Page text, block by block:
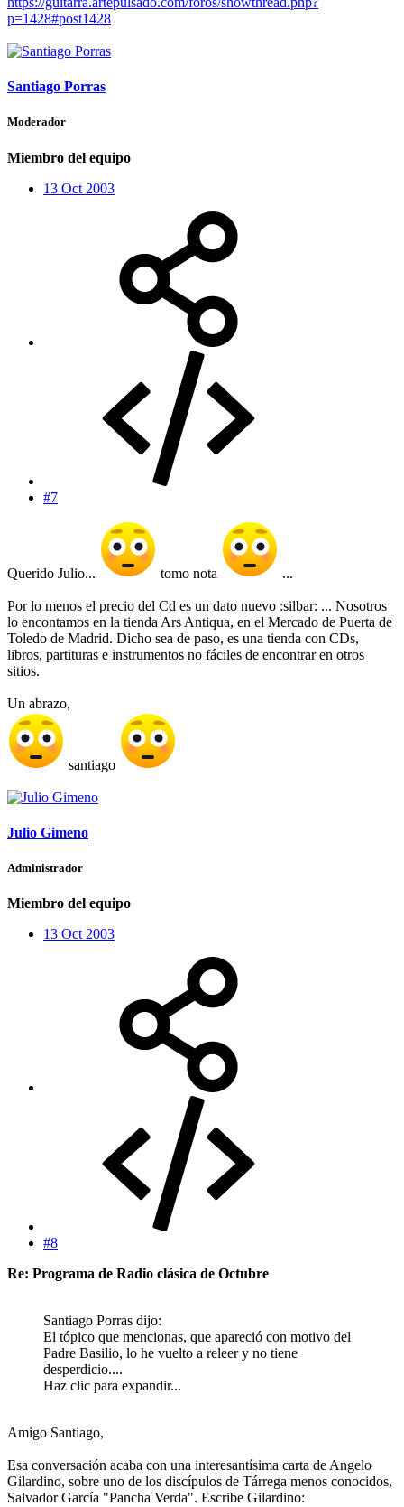
p=1428#post1428
Santiago Porras
Moderador
Miembro del equipo
13 Oct 2003
#7
Querido Julio... tomo nota ...
Por lo menos el precio del Cd es un dato nuevo :silbar: ... Nosotros
lo encontamos en la tienda Ars Antiqua, en el Mercado de Puerta de
Toledo de Madrid. Dicho sea de paso, es una tienda con CDs,
libros, partituras e instrumentos no fáciles de encontrar en otros
sitios.
Un abrazo,
santiago
Julio Gimeno
Administrador
Miembro del equipo
13 Oct 2003
#8
Re: Programa de Radio clásica de Octubre
Santiago Porras dijo:
El tópico que mencionas, que apareció con motivo del
Padre Basilio, lo he vuelto a releer y no tiene
desperdicio....
Haz clic para expandir...
Amigo Santiago,
Esa conversación acaba con una interesantísima carta de Angelo
Gilardino, sobre uno de los discípulos de Tárrega menos conocidos,
Salvador García "Pancha Verda". Escribe Gilardino: